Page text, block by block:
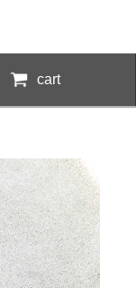
cart